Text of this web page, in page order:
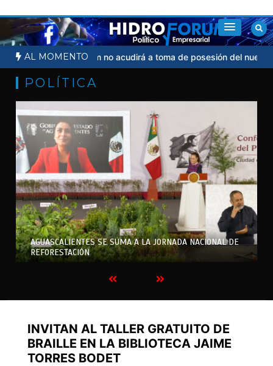
al
contenido
AL MOMENTO
judicial Sheinbaum no acudirá a toma de posesión del nuevo
POLÍTICA
AGUASCALIENTES SE SUMA A LA JORNADA NACIONAL DE
REFORESTACIÓN
INVITAN AL TALLER GRATUITO DE
BRAILLE EN LA BIBLIOTECA JAIME
TORRES BODET